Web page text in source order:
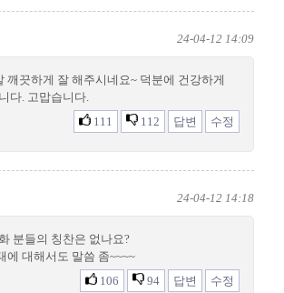
24-04-12 14:09
깨끗하게 잘 해주시네요~ 덕분에 건강하게
다. 고맙습니다.
111
112 답변 수정
24-04-12 14:18
분들의 칭찬은 없나요?
에 대해서도 말씀 좀~~~~
106
94 답변 수정